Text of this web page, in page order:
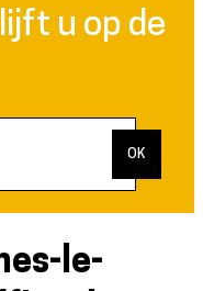
u op de
le-